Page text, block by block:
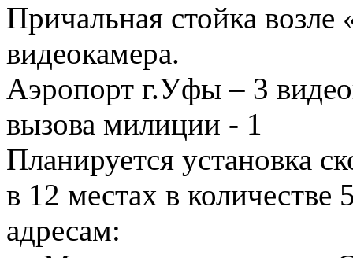
Причальная стойка
видеокамера.
Аэропорт г.Уфы – 3
вызова милиции - 1
Планируется установка
в 12 местах в
адресам: